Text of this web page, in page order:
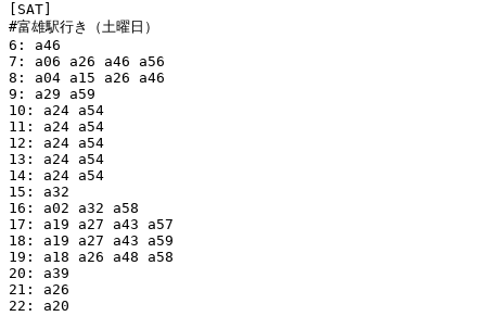
[SAT]
#富雄駅行き（土曜日）
6: a46
7: a06 a26 a46 a56
8: a04 a15 a26 a46
9: a29 a59
10: a24 a54
11: a24 a54
12: a24 a54
13: a24 a54
14: a24 a54
15: a32
16: a02 a32 a58
17: a19 a27 a43 a57
18: a19 a27 a43 a59
19: a18 a26 a48 a58
20: a39
21: a26
22: a20